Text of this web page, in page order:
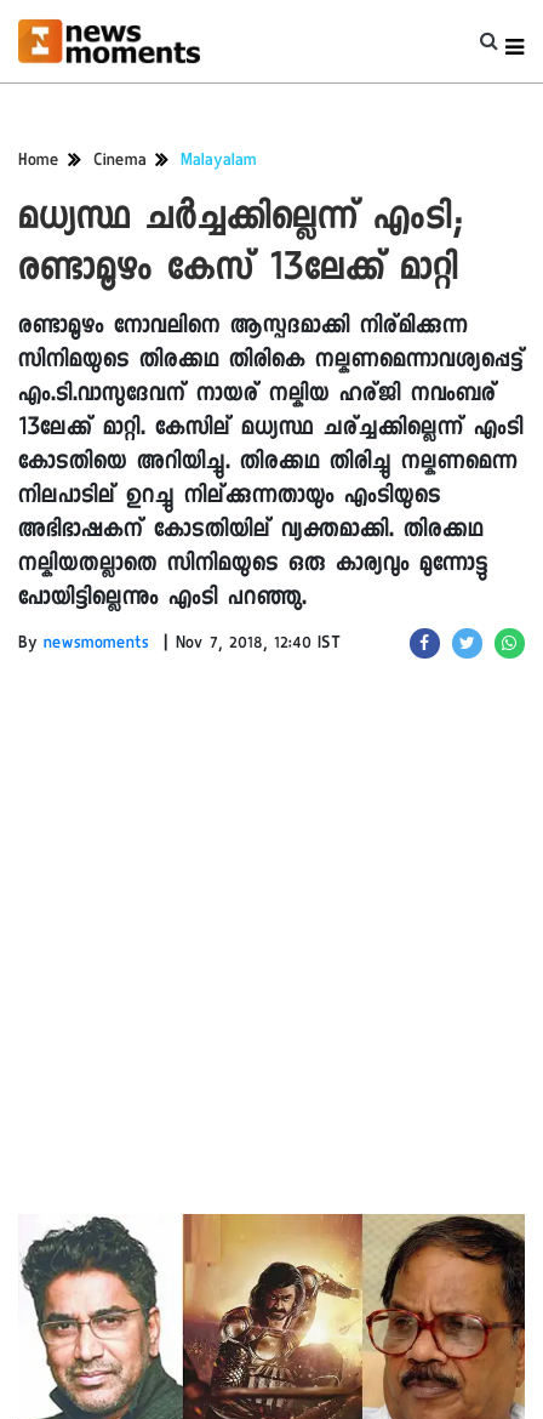
Home Cinema Malayalam
മധ്യസ്ഥ ചര്‍ച്ചക്കില്ലെന്ന് എംടി;
രണ്ടാമൂഴം കേസ് 13ലേക്ക് മാറ്റി
രണ്ടാമൂഴം നോവലിനെ ആസ്പദമാക്കി നിര്മിക്കുന്ന
സിനിമയുടെ തിരക്കഥ തിരികെ നല്കണമെന്നാവശ്യപ്പെട്ട്
എം.ടി.വാസുദേവന് നായര് നല്കിയ ഹര്ജി നവംബര്
13ലേക്ക് മാറ്റി. കേസില് മധ്യസ്ഥ ചര്ച്ചക്കില്ലെന്ന് എംടി
കോടതിയെ അറിയിച്ചു. തിരക്കഥ തിരിച്ചു നല്കണമെന്ന
നിലപാടില് ഉറച്ചു നില്ക്കുന്നതായും എംടിയുടെ
അഭിഭാഷകന് കോടതിയില് വ്യക്തമാക്കി. തിരക്കഥ
നല്കിയതല്ലാതെ സിനിമയുടെ ഒരു കാര്യവും മുന്നോട്ടു
പോയിട്ടില്ലെന്നും എംടി പറഞ്ഞു.
By newsmoments | Nov 7, 2018, 12:40 IST